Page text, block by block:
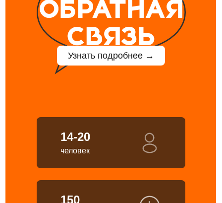
Узнать подробнее →
14-20
человек
150